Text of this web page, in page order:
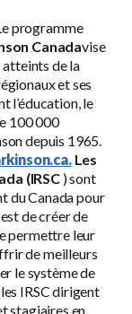
programme
Canadavise
atteints de la
et ses
l’éducation, le
100 000
depuis 1965.
Les
(IRSC) sont
du Canada pour
de créer de
permettre leur
de meilleurs
le système de
IRSC dirigent
stagiaires en